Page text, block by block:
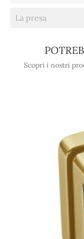
La presa
Scopri i nostri